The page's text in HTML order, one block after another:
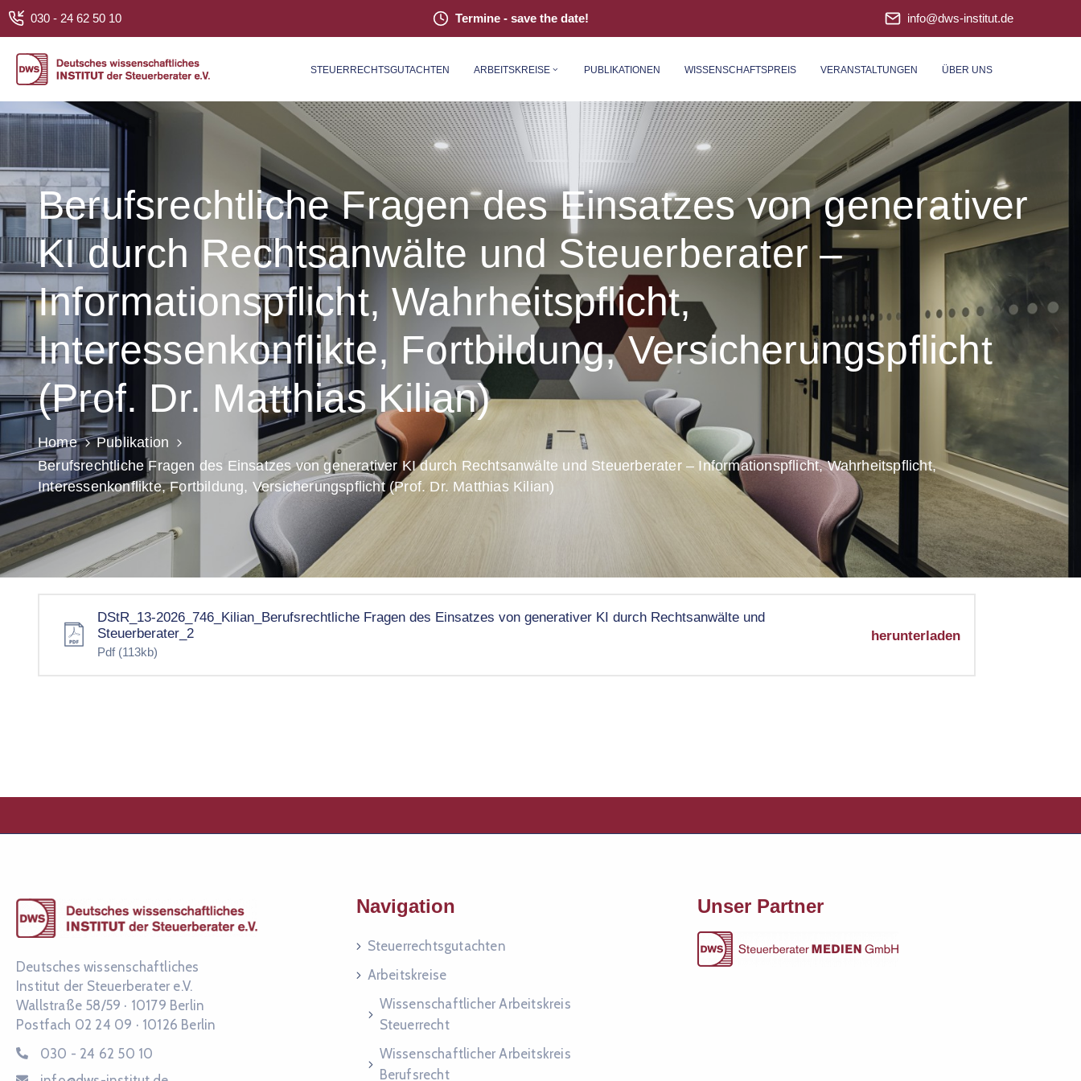
030 - 24 62 50 10 Termine - save the date! info@dws-institut.de
STEUER­RECHTS­GUT­ACH­TEN ARBEITSKREISE PUBLIKATIONEN WISSENSCHAFTSPREIS VERANSTALTUNGEN ÜBER UNS
Berufsrechtliche Fragen des Einsatzes von generativer
KI durch Rechtsanwälte und Steuerberater –
Informationspflicht, Wahrheitspflicht,
Interessenkonflikte, Fortbildung, Versicherungspflicht
(Prof. Dr. Matthias Kilian)
Home
Publikation
Berufsrechtliche Fragen des Einsatzes von generativer KI durch Rechtsanwälte und Steuerberater – Informationspflicht, Wahrheitspflicht,
Interessenkonflikte, Fortbildung, Versicherungspflicht (Prof. Dr. Matthias Kilian)
DStR_13-2026_746_Kilian_Berufsrechtliche Fragen des Einsatzes von generativer KI durch Rechtsanwälte und
Steuerberater_2
Pdf (113kb)
herunterladen
Deutsches wissenschaftliches
Institut der Steuerberater e.V.
Wallstraße 58/59 · 10179 Berlin
Postfach 02 24 09 · 10126 Berlin
030 - 24 62 50 10
Navigation
Steuer­rechts­gut­ach­ten
Arbeitskreise
Wissenschaftlicher Arbeitskreis
Steuerrecht
Wissenschaftlicher Arbeitskreis
Berufsrecht
Unser Partner